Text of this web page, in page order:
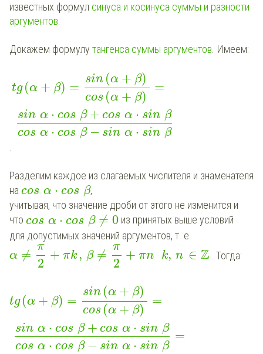
известных формул синуса и косинуса суммы и разности
аргументов.
Докажем формулу тангенса суммы аргументов. Имеем:
tg (α + β) =
sin (α + β)
cos (α + β)
=
sin α ⋅ cos β + cos α ⋅ sin β
cos α ⋅ cos β − sin α ⋅ sin β
Разделим каждое из слагаемых числителя и знаменателя
на cos α ⋅ cos β,
учитывая, что значение дроби от этого не изменится и
что cos α ⋅ cos β ≠ 0 из принятых выше условий
для допустимых значений аргументов, т. е.
α ≠
π
2
+ πk, β ≠
π
2
+ πn k, n ∈ Z . Тогда:
tg (α + β) =
sin (α + β)
cos (α + β)
=
sin α ⋅ cos β + cos α ⋅ sin β
cos α ⋅ cos β − sin α ⋅ sin β
=